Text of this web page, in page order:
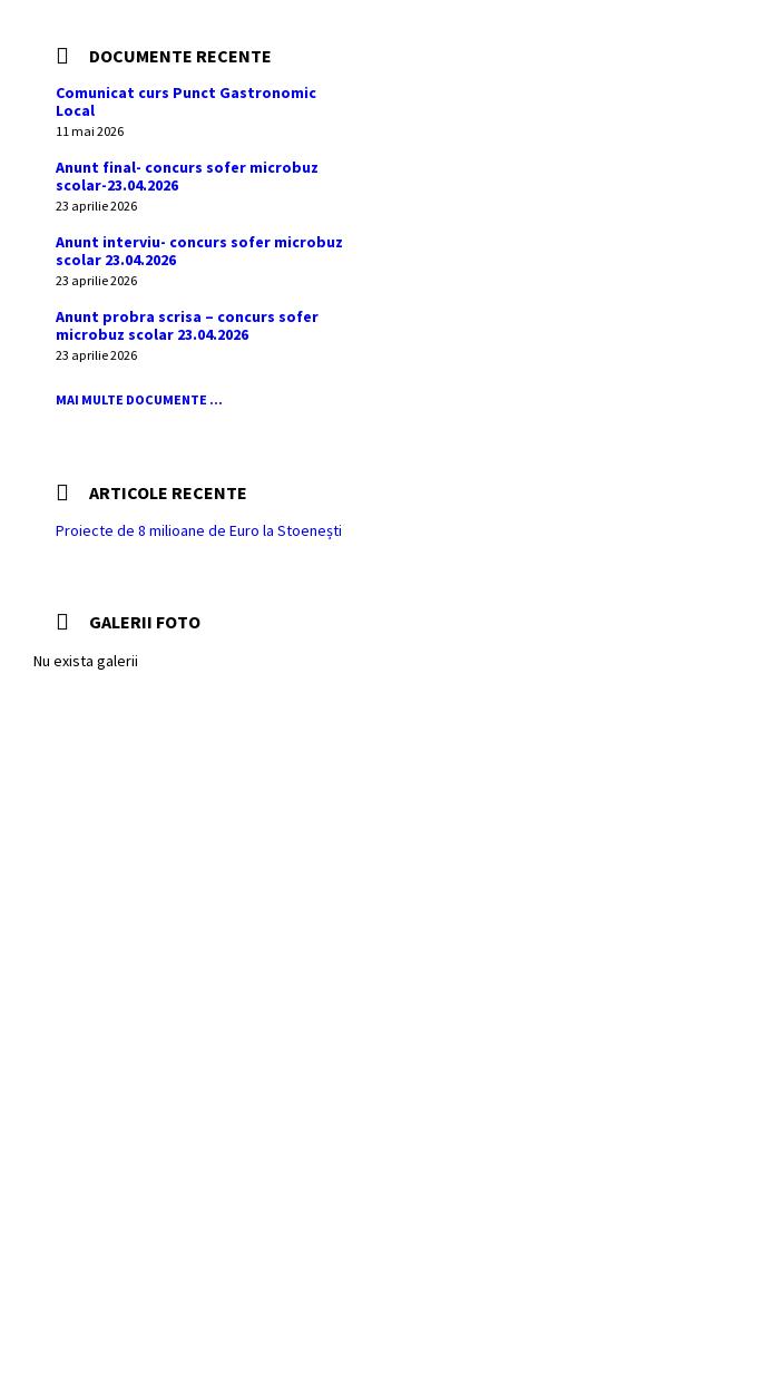
DOCUMENTE RECENTE
Comunicat curs Punct Gastronomic
Local
11 mai 2026
Anunt final- concurs sofer microbuz
scolar-23.04.2026
23 aprilie 2026
Anunt interviu- concurs sofer microbuz
scolar 23.04.2026
23 aprilie 2026
Anunt probra scrisa – concurs sofer
microbuz scolar 23.04.2026
23 aprilie 2026
MAI MULTE DOCUMENTE ...
ARTICOLE RECENTE
Proiecte de 8 milioane de Euro la Stoenești
GALERII FOTO
Nu exista galerii